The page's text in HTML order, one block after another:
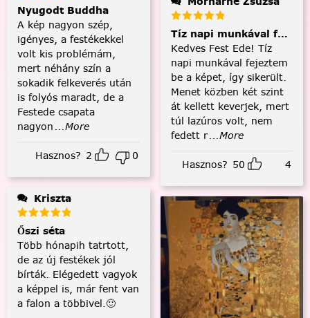
Nyugodt Buddha
A kép nagyon szép,
igényes, a festékekkel
volt kis problémám,
mert néhány szín a
sokadik felkeverés után
is folyós maradt, de a
Festede csapata
nagyon ...More
Hasznos? 2 0
Kriszta
Őszi séta
Több hónapih tatrtott,
de az új festékek jól
bírták. Elégedett vagyok
a képpel is, már fent van
a falon a többivel.🙂
Tíz napi munkával
Kedves Fest Ede! Tíz
napi munkával fejeztem
be a képet, így sikerült.
Menet közben két szint
át kellett keverjek, mert
túl lazúros volt, nem
fedett r...More
Hasznos? 50 4